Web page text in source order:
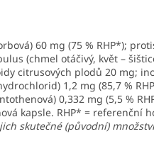
60 mg (75 % RHP*);
(chmel otáčivý, květ –
citrusových plodů 20 mg;
1,2 mg (85,7 %
0,332 mg (5,5 %
kapsle. RHP* = referenční
skutečné (původní)